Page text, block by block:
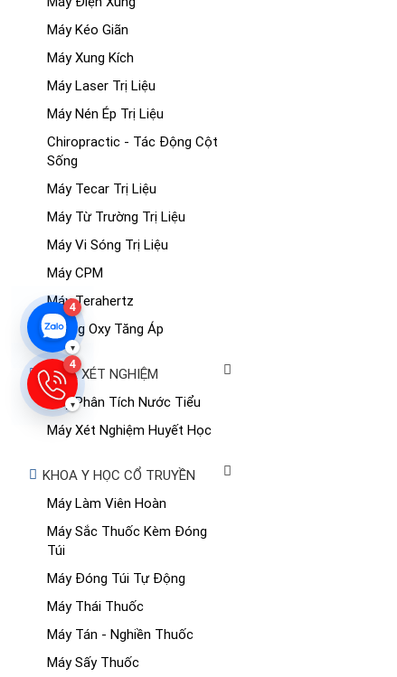
Máy Kéo Giãn
Máy Xung Kích
Máy Laser Trị Liệu
Máy Nén Ép Trị Liệu
Chiropractic - Tác Động Cột
Sống
Máy Tecar Trị Liệu
Máy Từ Trường Trị Liệu
Máy Vi Sóng Trị Liệu
Máy CPM
Máy Terahertz
Buồng Oxy Tăng Áp
KHOA XÉT NGHIỆM
Máy Phân Tích Nước Tiểu
Máy Xét Nghiệm Huyết Học
KHOA Y HỌC CỔ TRUYỀN
Máy Làm Viên Hoàn
Máy Sắc Thuốc Kèm Đóng
Túi
Máy Đóng Túi Tự Động
Máy Thái Thuốc
Máy Tán - Nghiền Thuốc
Máy Sấy Thuốc
4
▾
4
▾